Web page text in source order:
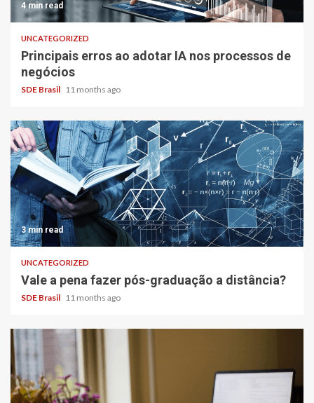
4 min read
UNCATEGORIZED
Principais erros ao adotar IA nos processos de
negócios
SDE Brasil 11 months ago
3 min read
UNCATEGORIZED
Vale a pena fazer pós-graduação a distância?
SDE Brasil 11 months ago